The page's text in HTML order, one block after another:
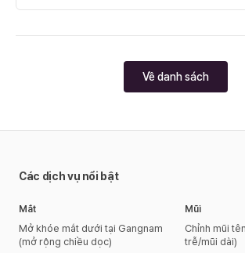
quan trọng là gì?
Về danh sách
Các dịch vụ nổi bật
Mắt
Mở khóe mắt dưới tại Gangnam
(mở rộng chiều dọc)
Mũi
Chỉnh mũi
trễ/mũi dài)